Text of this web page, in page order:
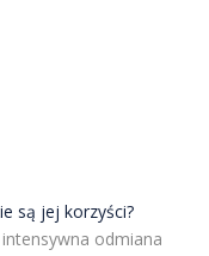
są jej korzyści?
odmiana